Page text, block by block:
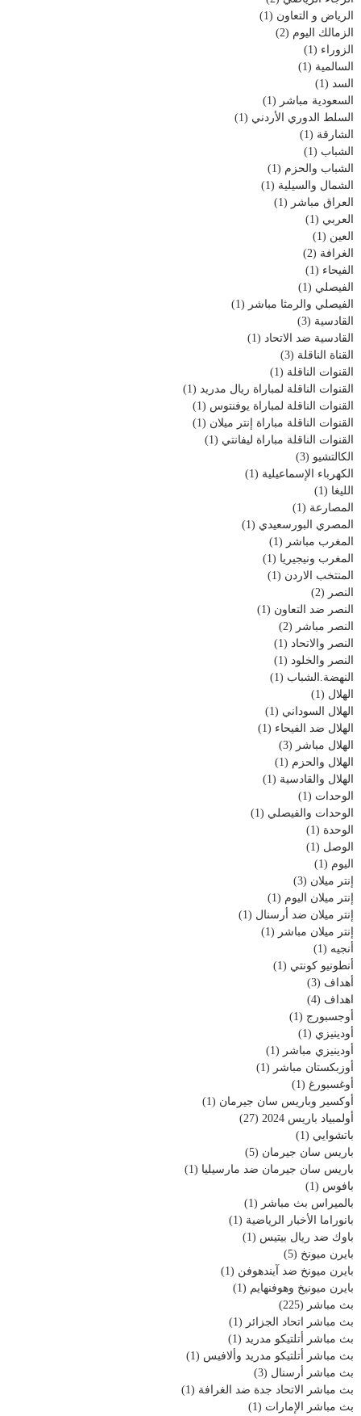
الرياض و التعاون (1)
الزمالك اليوم (2)
الزوراء (1)
السالمية (1)
السد (1)
السعودية مباشر (1)
السلط الدوري الأردني (1)
الشارقة (1)
الشباب (1)
الشباب والحزم (1)
الشمال والسيلية (1)
العراق مباشر (1)
العربي (1)
العين (1)
الغرافة (2)
الفيحاء (1)
الفيصلي (1)
الفيصلي والرمثا مباشر (1)
القادسية (3)
القادسية ضد الاتحاد (1)
القناة الناقلة (3)
القنوات الناقلة (1)
القنوات الناقلة لمباراة ريال مدريد (1)
القنوات الناقلة لمباراة يوفنتوس (1)
القنوات الناقلة مباراة إنتر ميلان (1)
القنوات الناقلة مباراة ليفانتي (1)
الكالتشيو (3)
الكهرباء الإسماعيلية (1)
الليغا (1)
المصارعة (1)
المصري البورسعيدي (1)
المغرب مباشر (1)
المغرب ونيجيريا (1)
المنتخب الاردن (1)
النصر (2)
النصر ضد التعاون (1)
النصر مباشر (2)
النصر والاتحاد (1)
النصر والخلود (1)
النهضة.الشباب (1)
الهلال (1)
الهلال السوداني (1)
الهلال ضد الفيحاء (1)
الهلال مباشر (3)
الهلال والحزم (1)
الهلال والقادسية (1)
الوحدات (1)
الوحدات والفيصلي (1)
الوحدة (1)
الوصل (1)
اليوم (1)
إنتر ميلان (3)
إنتر ميلان اليوم (1)
إنتر ميلان ضد أرسنال (1)
إنتر ميلان مباشر (1)
أنجيه (1)
أنطونيو كونتي (1)
أهداف (3)
اهداف (4)
أوجسبورج (1)
أودينيزي (1)
أودينيزي مباشر (1)
أوزبكستان مباشر (1)
أوغسبورغ (1)
أوكسير وباريس سان جيرمان (1)
أولمبياد باريس 2024
(27)
باتشوايي (1)
باريس سان جيرمان (5)
باريس سان جيرمان ضد مارسيليا (1)
بافوس (1)
بالميراس بث مباشر (1)
بانوراما الأخبار الرياضية (1)
باوك ضد ريال بيتيس (1)
بايرن ميونخ (5)
بايرن ميونخ ضد آيندهوفن (1)
بايرن ميونيخ وهوفنهايم (1)
بث مباشر (225)
بث مباشر اتحاد الجزائر (1)
بث مباشر أتلتيكو مدريد (1)
بث مباشر أتلتيكو مدريد وألافيس (1)
بث مباشر أرسنال (3)
بث مباشر الاتحاد جدة ضد الغرافة (1)
بث مباشر الإمارات (1)